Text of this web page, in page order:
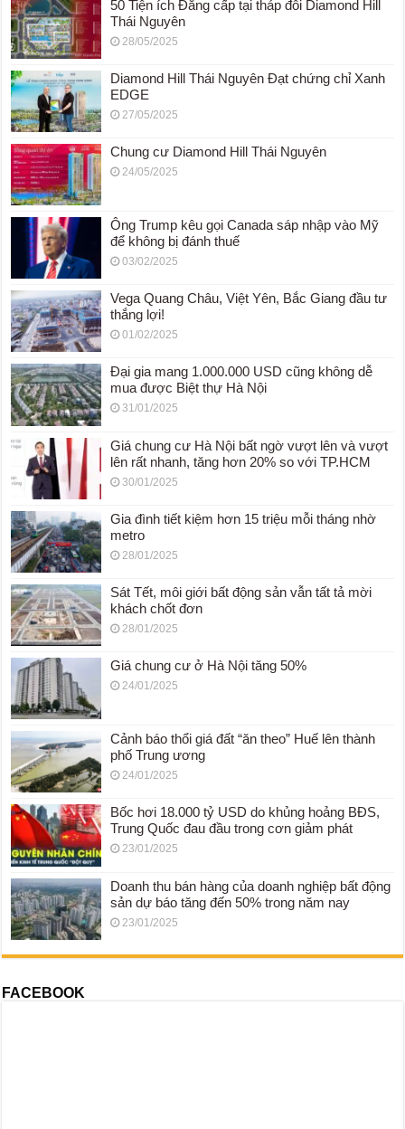
50 Tiện ích Đẳng cấp tại tháp đôi Diamond Hill
Thái Nguyên
28/05/2025
Diamond Hill Thái Nguyên Đạt chứng chỉ Xanh
EDGE
27/05/2025
Chung cư Diamond Hill Thái Nguyên
24/05/2025
Ông Trump kêu gọi Canada sáp nhập vào Mỹ
để không bị đánh thuế
03/02/2025
Vega Quang Châu, Việt Yên, Bắc Giang đầu tư
thắng lợi!
01/02/2025
Đại gia mang 1.000.000 USD cũng không dễ
mua được Biệt thự Hà Nội
31/01/2025
Giá chung cư Hà Nội bất ngờ vượt lên và vượt
lên rất nhanh, tăng hơn 20% so với TP.HCM
30/01/2025
Gia đình tiết kiệm hơn 15 triệu mỗi tháng nhờ
metro
28/01/2025
Sát Tết, môi giới bất động sản vẫn tất tả mời
khách chốt đơn
28/01/2025
Giá chung cư ở Hà Nội tăng 50%
24/01/2025
Cảnh báo thổi giá đất “ăn theo” Huế lên thành
phố Trung ương
24/01/2025
Bốc hơi 18.000 tỷ USD do khủng hoảng BĐS,
Trung Quốc đau đầu trong cơn giảm phát
23/01/2025
Doanh thu bán hàng của doanh nghiệp bất động
sản dự báo tăng đến 50% trong năm nay
23/01/2025
FACEBOOK